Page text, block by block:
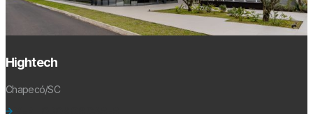
Hightech
Chapecó/SC